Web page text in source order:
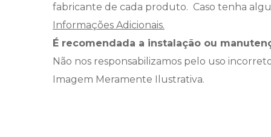
fabricante de cada produto. Caso tenha
Informações Adicionais.
É recomendada a instalação ou
Não nos responsabilizamos pelo uso
Imagem Meramente Ilustrativa.